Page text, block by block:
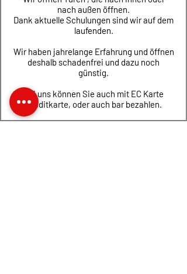
nach außen öffnen.
Dank aktuelle Schulungen sind wir auf dem
laufenden.
Wir haben jahrelange Erfahrung und öffnen
deshalb schadenfrei und dazu noch
günstig.
Bei uns können Sie auch mit EC Karte
Kreditkarte, oder auch bar bezahlen.